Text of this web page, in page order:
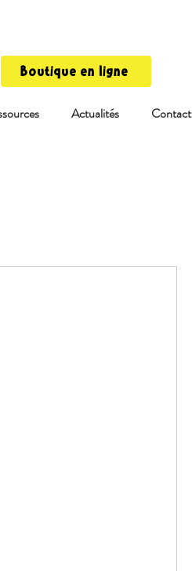
Actualités Contact
Boutique en ligne